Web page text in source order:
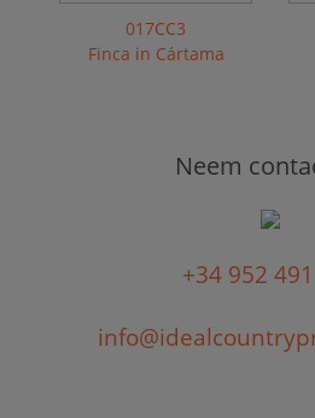
017CC3
Finca in Cártama
Neem
+34 952